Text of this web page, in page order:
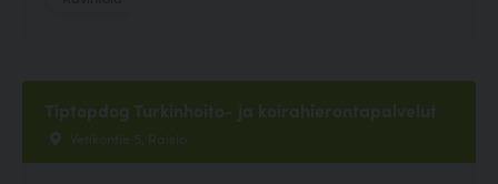
Tiptopdog Turkinhoito- ja koirahierontapalvelut
Vetikontie 5, Raisio